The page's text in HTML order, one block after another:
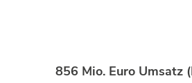
856 Mio. Euro Umsatz